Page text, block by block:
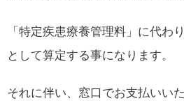
「特定疾患療養管理料」に代わ
として算定する事になります。
それに伴い、窓口でお支払いい